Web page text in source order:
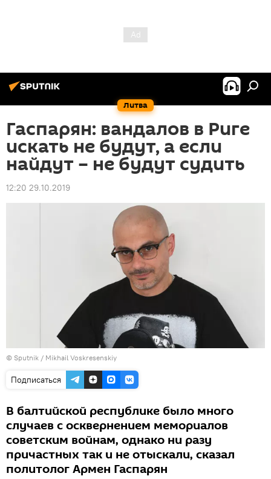
Литва
Гаспарян: вандалов в Риге
искать не будут, а если
найдут – не будут судить
12:20 29.10.2019
© Sputnik / Mikhail Voskresenskiy
Подписаться
В балтийской республике было много
случаев с осквернением мемориалов
советским войнам, однако ни разу
причастных так и не отыскали, сказал
политолог Армен Гаспарян